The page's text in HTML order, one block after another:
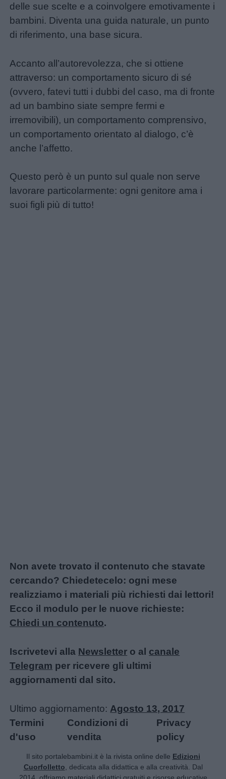
delle sue scelte e a coinvolgere emotivamente i
bambini. Diventa una guida naturale, un punto
di riferimento, una base sicura.
Accanto all’autorevolezza, che si ottiene
attraverso: un comportamento sicuro di sé
(ovvero, fatevi tutti i dubbi del caso, ma di fronte
ad un bambino siate sempre fermi e
irremovibili), un comportamento comprensivo,
un comportamento orientato al dialogo, c’è
anche l’affetto.
Questo però è un punto sul quale non serve
lavorare particolarmente: ogni genitore ama i
suoi figli più di tutto!
Non avete trovato il contenuto che stavate
cercando? Chiedetecelo: ogni mese
realizziamo i materiali più richiesti dai lettori!
Ecco il modulo per le nuove richieste:
Chiedi un contenuto.
Iscrivetevi alla Newsletter o al canale
Telegram per ricevere gli ultimi
aggiornamenti dal sito.
Ultimo aggiornamento: Agosto 13, 2017
Termini
d'uso
Condizioni di
vendita
Privacy
policy
Il sito portalebambini.it è la rivista online delle Edizioni
Cuorfolletto, dedicata alla didattica e alla creatività. Dal